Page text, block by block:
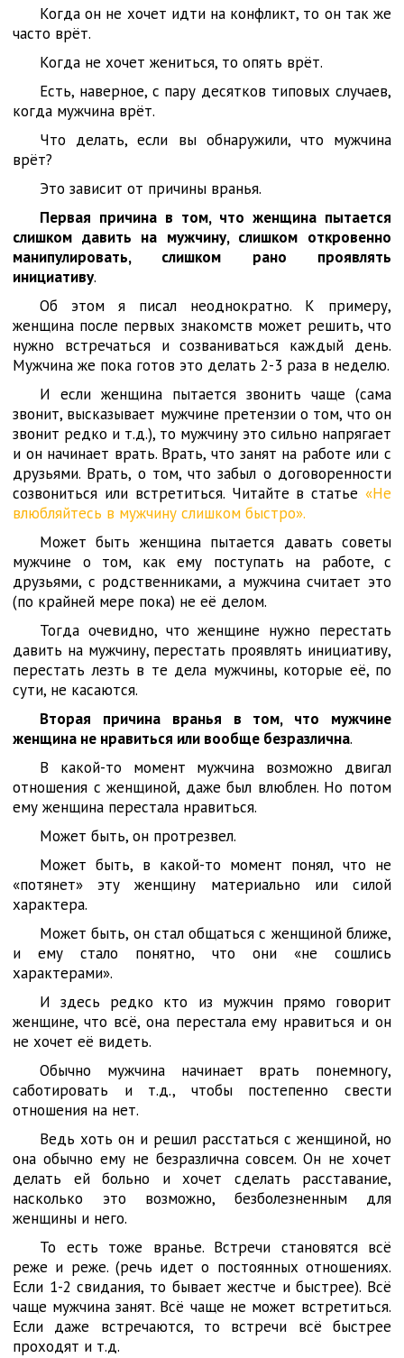
Когда он не хочет идти на конфликт, то он так же
часто врёт.
Когда не хочет жениться, то опять врёт.
Есть, наверное, с пару десятков типовых случаев,
когда мужчина врёт.
Что делать, если вы обнаружили, что мужчина
врёт?
Это зависит от причины вранья.
Первая причина в том, что женщина пытается
слишком давить на мужчину, слишком откровенно
манипулировать, слишком рано проявлять
инициативу.
Об этом я писал неоднократно. К примеру,
женщина после первых знакомств может решить, что
нужно встречаться и созваниваться каждый день.
Мужчина же пока готов это делать 2-3 раза в неделю.
И если женщина пытается звонить чаще (сама
звонит, высказывает мужчине претензии о том, что он
звонит редко и т.д.), то мужчину это сильно напрягает
и он начинает врать. Врать, что занят на работе или с
друзьями. Врать, о том, что забыл о договоренности
созвониться или встретиться. Читайте в статье «Не
влюбляйтесь в мужчину слишком быстро».
Может быть женщина пытается давать советы
мужчине о том, как ему поступать на работе, с
друзьями, с родственниками, а мужчина считает это
(по крайней мере пока) не её делом.
Тогда очевидно, что женщине нужно перестать
давить на мужчину, перестать проявлять инициативу,
перестать лезть в те дела мужчины, которые её, по
сути, не касаются.
Вторая причина вранья в том, что мужчине
женщина не нравиться или вообще безразлична.
В какой-то момент мужчина возможно двигал
отношения с женщиной, даже был влюблен. Но потом
ему женщина перестала нравиться.
Может быть, он протрезвел.
Может быть, в какой-то момент понял, что не
«потянет» эту женщину материально или силой
характера.
Может быть, он стал общаться с женщиной ближе,
и ему стало понятно, что они «не сошлись
характерами».
И здесь редко кто из мужчин прямо говорит
женщине, что всё, она перестала ему нравиться и он
не хочет её видеть.
Обычно мужчина начинает врать понемногу,
саботировать и т.д., чтобы постепенно свести
отношения на нет.
Ведь хоть он и решил расстаться с женщиной, но
она обычно ему не безразлична совсем. Он не хочет
делать ей больно и хочет сделать расставание,
насколько это возможно, безболезненным для
женщины и него.
То есть тоже вранье. Встречи становятся всё
реже и реже. (речь идет о постоянных отношениях.
Если 1-2 свидания, то бывает жестче и быстрее). Всё
чаще мужчина занят. Всё чаще не может встретиться.
Если даже встречаются, то встречи всё быстрее
проходят и т.д.